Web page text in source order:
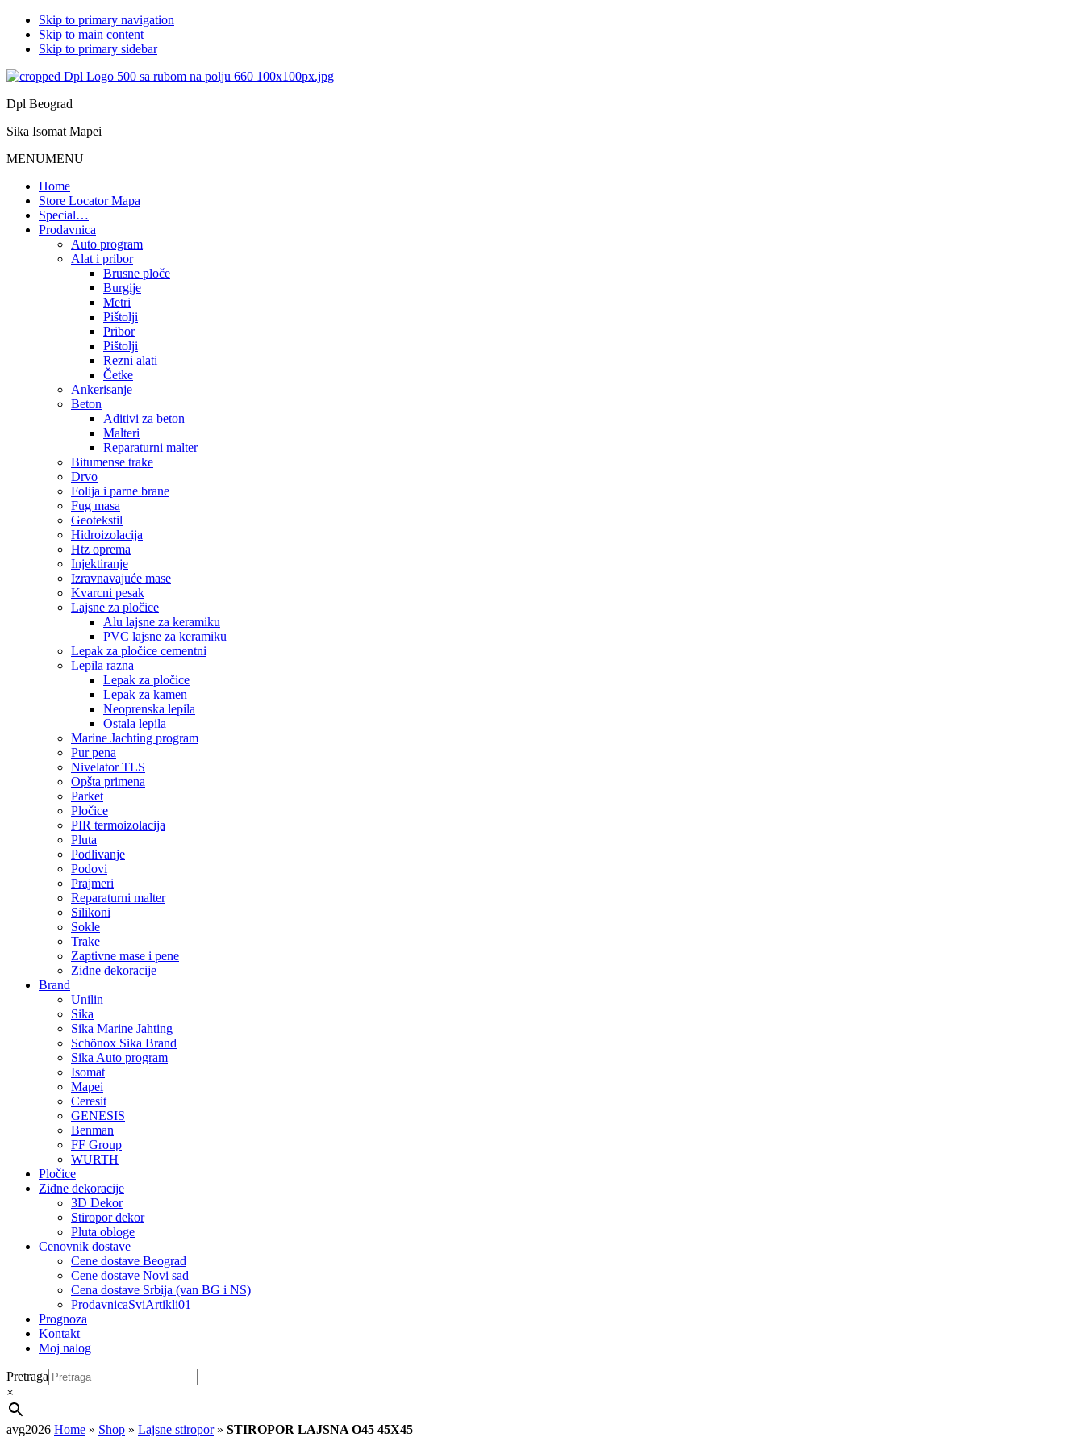
Skip to primary navigation
Skip to main content
Skip to primary sidebar
Dpl Beograd
Sika Isomat Mapei
MENUMENU
Home
Store Locator Mapa
Special…
Prodavnica
Auto program
Alat i pribor
Brusne ploče
Burgije
Metri
Pištolji
Pribor
Pištolji
Rezni alati
Četke
Ankerisanje
Beton
Aditivi za beton
Malteri
Reparaturni malter
Bitumense trake
Drvo
Folija i parne brane
Fug masa
Geotekstil
Hidroizolacija
Htz oprema
Injektiranje
Izravnavajuće mase
Kvarcni pesak
Lajsne za pločice
Alu lajsne za keramiku
PVC lajsne za keramiku
Lepak za pločice cementni
Lepila razna
Lepak za pločice
Lepak za kamen
Neoprenska lepila
Ostala lepila
Marine Jachting program
Pur pena
Nivelator TLS
Opšta primena
Parket
Pločice
PIR termoizolacija
Pluta
Podlivanje
Podovi
Prajmeri
Reparaturni malter
Silikoni
Sokle
Trake
Zaptivne mase i pene
Zidne dekoracije
Brand
Unilin
Sika
Sika Marine Jahting
Schönox Sika Brand
Sika Auto program
Isomat
Mapei
Ceresit
GENESIS
Benman
FF Group
WURTH
Pločice
Zidne dekoracije
3D Dekor
Stiropor dekor
Pluta obloge
Cenovnik dostave
Cene dostave Beograd
Cene dostave Novi sad
Cena dostave Srbija (van BG i NS)
ProdavnicaSviArtikli01
Prognoza
Kontakt
Moj nalog
Pretraga
×
avg2026 Home » Shop » Lajsne stiropor» STIROPOR LAJSNA O45 45X45